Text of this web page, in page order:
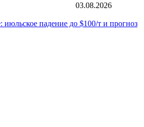
03.08.2026
июльское падение до $100/т и прогноз